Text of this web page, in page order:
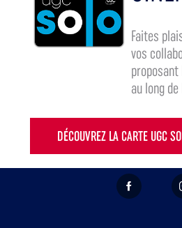
Faites
vos
au long
DÉCOUVREZ LA CARTE UGC
FACEBOOK